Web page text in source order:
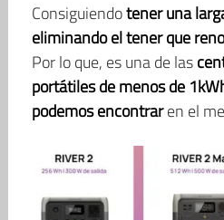
Consiguiendotener una
eliminando el tener que
Por lo que, es una de las
portátiles de menos de
podemos encontraren el